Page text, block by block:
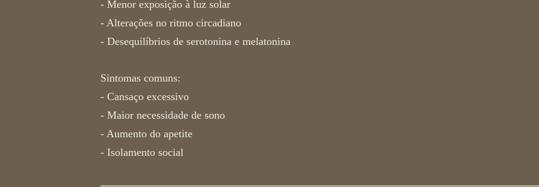
- Menor exposição à luz solar
- Alterações no ritmo circadiano
- Desequilíbrios de serotonina e melatonina
Sintomas comuns:
- Cansaço excessivo
- Maior necessidade de sono
- Aumento do apetite
- Isolamento social